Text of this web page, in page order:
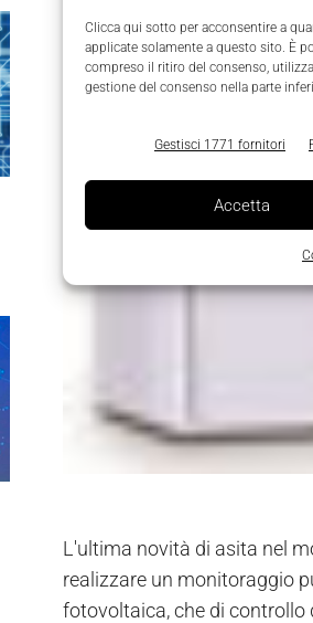
Clicca qui sotto per acconsentire a
applicate solamente a questo sito. È
compreso il ritiro del consenso,
gestione del consenso nella parte
Gestisci 1771 fornitori
Accetta
L'ultima novità di asita nel
realizzare un monitoraggio
fotovoltaica, che di controllo